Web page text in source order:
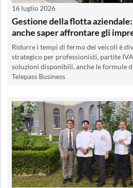
16 luglio 2026
Gestione della flotta
anche saper affrontare gli
Ridurre i tempi di fermo dei veicoli è
strategico per professionisti, partite
soluzioni disponibili, anche le formule
Telepass Business